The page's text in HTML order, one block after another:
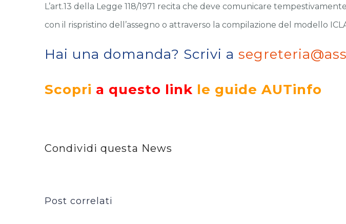
L’art.13 della Legge 118/1971 recita che deve comunicare
con il rispristino dell’assegno o attraverso la compilazione del modello
Hai una domanda? Scrivi a
Scopri a questo link le guide AUTinfo
Condividi questa News
Post correlati